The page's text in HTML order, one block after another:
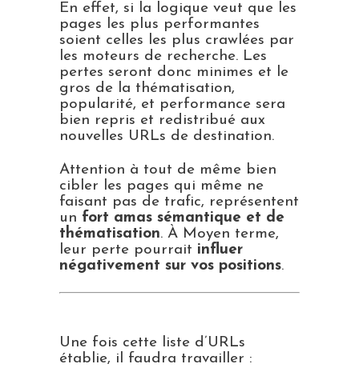
En effet, si la logique veut que les
pages les plus performantes
soient celles les plus crawlées par
les moteurs de recherche. Les
pertes seront donc minimes et le
gros de la thématisation,
popularité, et performance sera
bien repris et redistribué aux
nouvelles URLs de destination.
Attention à tout de même bien
cibler les pages qui même ne
faisant pas de trafic, représentent
un fort amas sémantique et de
thématisation. À Moyen terme,
leur perte pourrait influer
négativement sur vos positions.
Une fois cette liste d’URLs
établie, il faudra travailler :